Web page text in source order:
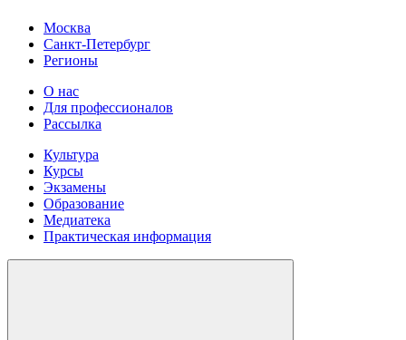
Москва
Санкт-Петербург
Регионы
О нас
Для профессионалов
Рассылка
Культура
Курсы
Экзамены
Образование
Медиатека
Практическая информация